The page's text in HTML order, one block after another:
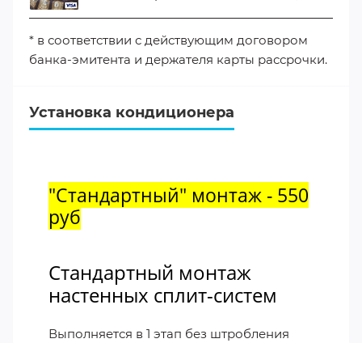
* в соответствии с действующим договором
банка-эмитента и держателя карты рассрочки.
Установка кондиционера
"Стандартный" монтаж - 550
руб
Стандартный монтаж
настенных сплит-систем
Выполняется в 1 этап без штробления